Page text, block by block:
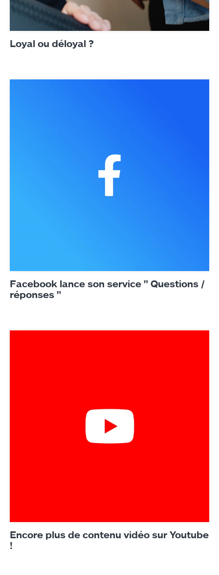
Références
Loyal ou déloyal ?
Facebook lance son service " Questions /
réponses "
Encore plus de contenu vidéo sur Youtube
!